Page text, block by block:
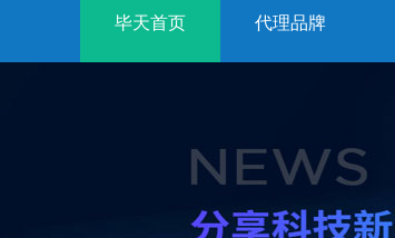
毕天首页 代理品牌